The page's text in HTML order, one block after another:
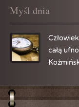
Myśl dnia
całą